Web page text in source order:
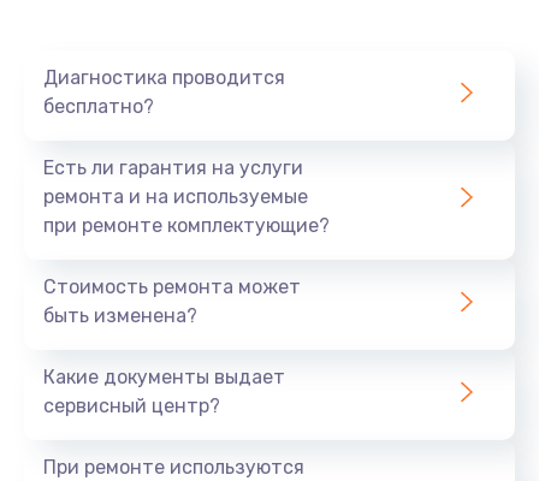
Диагностика проводится
бесплатно?
Есть ли гарантия на услуги
ремонта и на используемые
при ремонте комплектующие?
Стоимость ремонта может
быть изменена?
Какие документы выдает
сервисный центр?
При ремонте используются